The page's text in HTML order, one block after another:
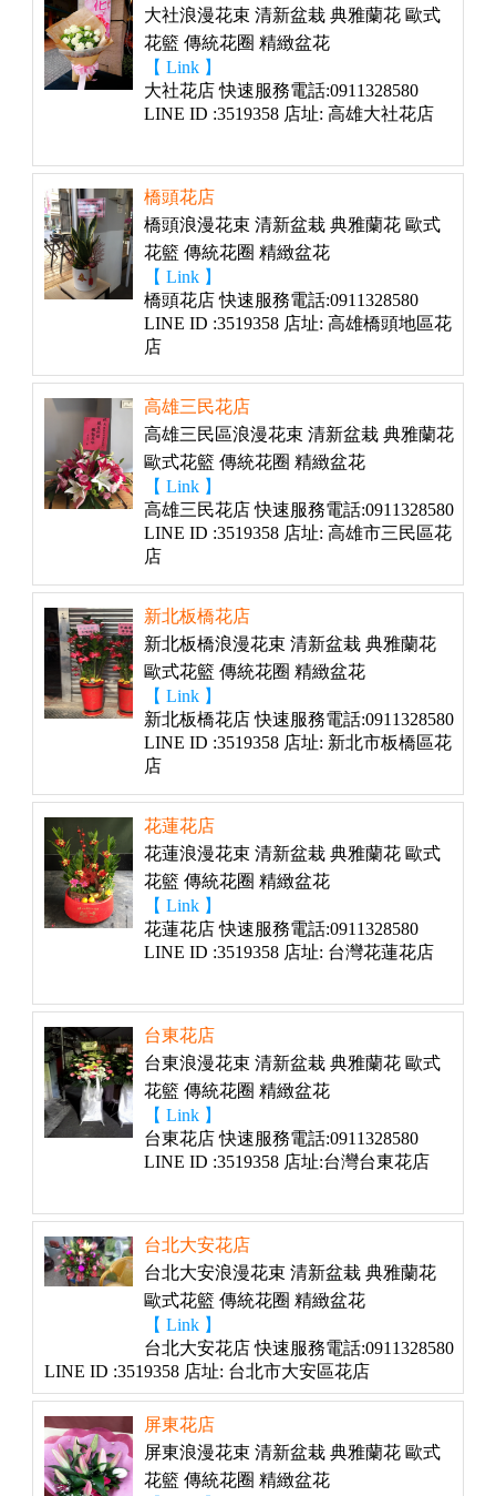
大社浪漫花束 清新盆栽 典雅蘭花 歐式
花籃 傳統花圈 精緻盆花
【 Link 】
大社花店 快速服務電話:0911328580
LINE ID :3519358 店址: 高雄大社花店
橋頭花店
橋頭浪漫花束 清新盆栽 典雅蘭花 歐式
花籃 傳統花圈 精緻盆花
【 Link 】
橋頭花店 快速服務電話:0911328580
LINE ID :3519358 店址: 高雄橋頭地區花
店
高雄三民花店
高雄三民區浪漫花束 清新盆栽 典雅蘭花
歐式花籃 傳統花圈 精緻盆花
【 Link 】
高雄三民花店 快速服務電話:0911328580
LINE ID :3519358 店址: 高雄市三民區花
店
新北板橋花店
新北板橋浪漫花束 清新盆栽 典雅蘭花
歐式花籃 傳統花圈 精緻盆花
【 Link 】
新北板橋花店 快速服務電話:0911328580
LINE ID :3519358 店址: 新北市板橋區花
店
花蓮花店
花蓮浪漫花束 清新盆栽 典雅蘭花 歐式
花籃 傳統花圈 精緻盆花
【 Link 】
花蓮花店 快速服務電話:0911328580
LINE ID :3519358 店址: 台灣花蓮花店
台東花店
台東浪漫花束 清新盆栽 典雅蘭花 歐式
花籃 傳統花圈 精緻盆花
【 Link 】
台東花店 快速服務電話:0911328580
LINE ID :3519358 店址:台灣台東花店
台北大安花店
台北大安浪漫花束 清新盆栽 典雅蘭花
歐式花籃 傳統花圈 精緻盆花
【 Link 】
台北大安花店 快速服務電話:0911328580
LINE ID :3519358 店址: 台北市大安區花店
屏東花店
屏東浪漫花束 清新盆栽 典雅蘭花 歐式
花籃 傳統花圈 精緻盆花